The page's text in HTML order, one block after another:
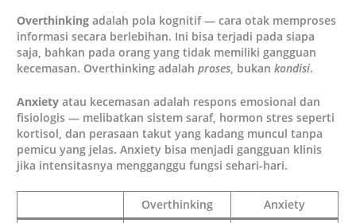
Overthinking adalah pola kognitif — cara otak memproses
informasi secara berlebihan. Ini bisa terjadi pada siapa
saja, bahkan pada orang yang tidak memiliki gangguan
kecemasan. Overthinking adalahproses, bukankondisi.
Anxiety atau kecemasan adalah respons emosional dan
fisiologis — melibatkan sistem saraf, hormon stres seperti
kortisol, dan perasaan takut yang kadang muncul tanpa
pemicu yang jelas. Anxiety bisa menjadi gangguan klinis
jika intensitasnya mengganggu fungsi sehari-hari.
Overthinking Anxiety